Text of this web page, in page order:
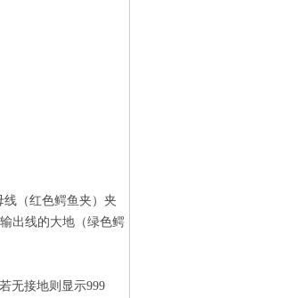
（红色鳄鱼夹）夹
出线的大地（绿色鳄
无接地则显示999